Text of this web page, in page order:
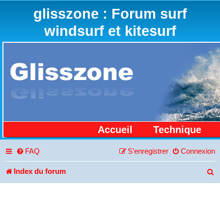
glisszone : Forum surf
windsurf et kitesurf
Accueil Technique
FAQ Connexion
S’enregistrer
Index du forum